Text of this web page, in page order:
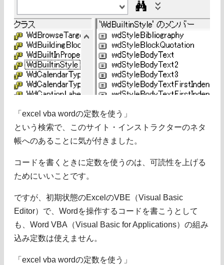
「excel vba wordの定数を使う」
という検索で、このサイト・インストラクターのネタ
帳へのあることに気が付きました。
コードを書くときに定数を使うのは、可読性を上げる
ためにいいことです。
ですが、初期状態のExcelのVBE（Visual Basic
Editor）で、Wordを操作するコードを書こうとして
も、Word VBA（Visual Basic for Applications）の組み
込み定数は使えません。
「excel vba wordの定数を使う」